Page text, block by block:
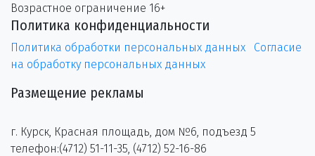
Возрастное ограничение 16+
Политика конфиденциальности
Политика обработки персональных данных
Согласие
на обработку персональных данных
Размещение рекламы
г. Курск, Красная площадь, дом №6, подъезд 5
телефон:(4712) 51-11-35, (4712) 52-16-86